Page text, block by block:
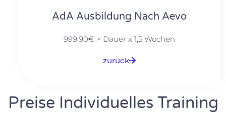
AdA Ausbildung Nach Aevo
999,90€ > Dauer x 1,5 Wochen
zurück
Preise Individuelles Training